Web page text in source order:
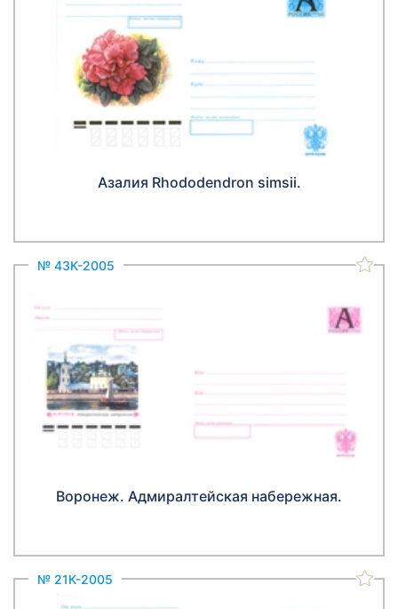
Азалия Rhododendron simsii.
№ 43К-2005
Воронеж. Адмиралтейская набережная.
№ 21К-2005